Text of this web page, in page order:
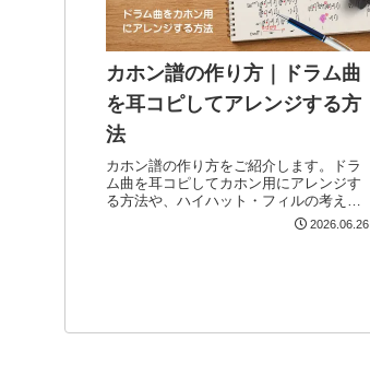
カホン譜の作り方｜ドラム曲
を耳コピしてアレンジする方
法
カホン譜の作り方をご紹介します。ドラ
ム曲を耳コピしてカホン用にアレンジす
る方法や、ハイハット・フィルの考え
方、私が実際に行っている譜面の書き方
2026.06.26